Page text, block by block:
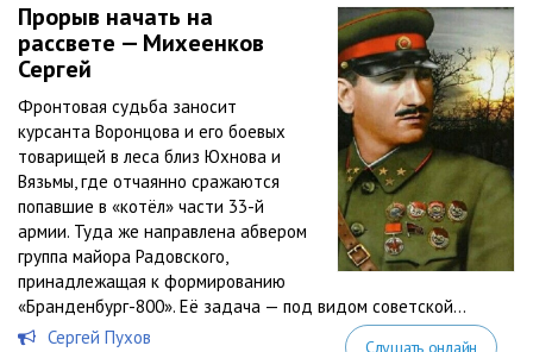
Прорыв начать на
рассвете — Михеенков
Сергей
Фронтовая судьба заносит
курсанта Воронцова и его боевых
товарищей в леса близ Юхнова и
Вязьмы, где отчаянно сражаются
попавшие в «котёл» части 33-й
армии. Туда же направлена абвером
группа майора Радовского,
принадлежащая к формированию
«Бранденбург-800». Её задача — под видом советской...
Сергей Пухов
Слушать онлайн